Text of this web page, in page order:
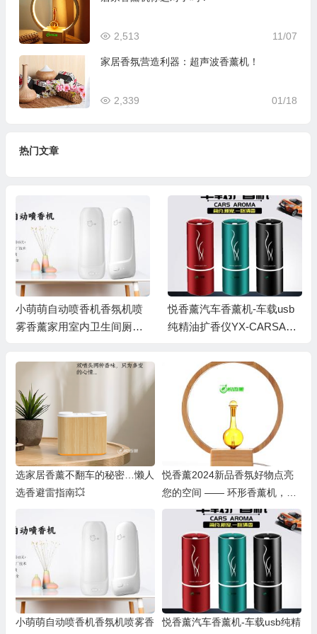
11/07
2,513
家居香氛营造利器：超声波香薰机！
01/18
2,339
热门文章
小萌萌自动喷香机香氛机喷
雾香薰家用室内卫生间厕所
悦香薰汽车香薰机-车载usb
纯精油扩香仪YX-CARSAR
选家居香薰不翻车的秘密…懒人
选香避雷指南💥
悦香薰2024新品香氛好物点亮
您的空间 —— 环形香薰机，手
工吹制玻璃艺术与自然香氛的美
小萌萌自动喷香机香氛机喷雾香
悦香薰汽车香薰机-车载usb纯精